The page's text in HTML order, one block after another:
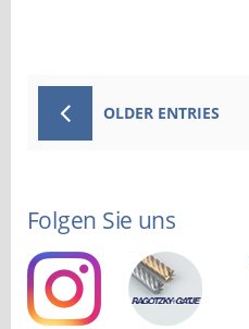
OLDER ENTRIES
Folgen Sie uns